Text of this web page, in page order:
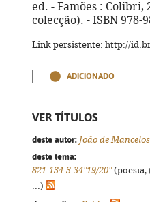
ed. - Famões : Colibri,
colecção). - ISBN 978-
Link persistente: http://
ADICIONADO
VER TÍTULOS
deste autor: João de Mancelos
deste tema:
821.134.3-34"19/20"(poesia,
...)